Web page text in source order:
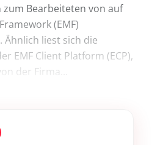
Bearbeiteten von auf
(EMF)
Ähnlich liest sich die
EMF Client Platform (ECP),
der Firma...